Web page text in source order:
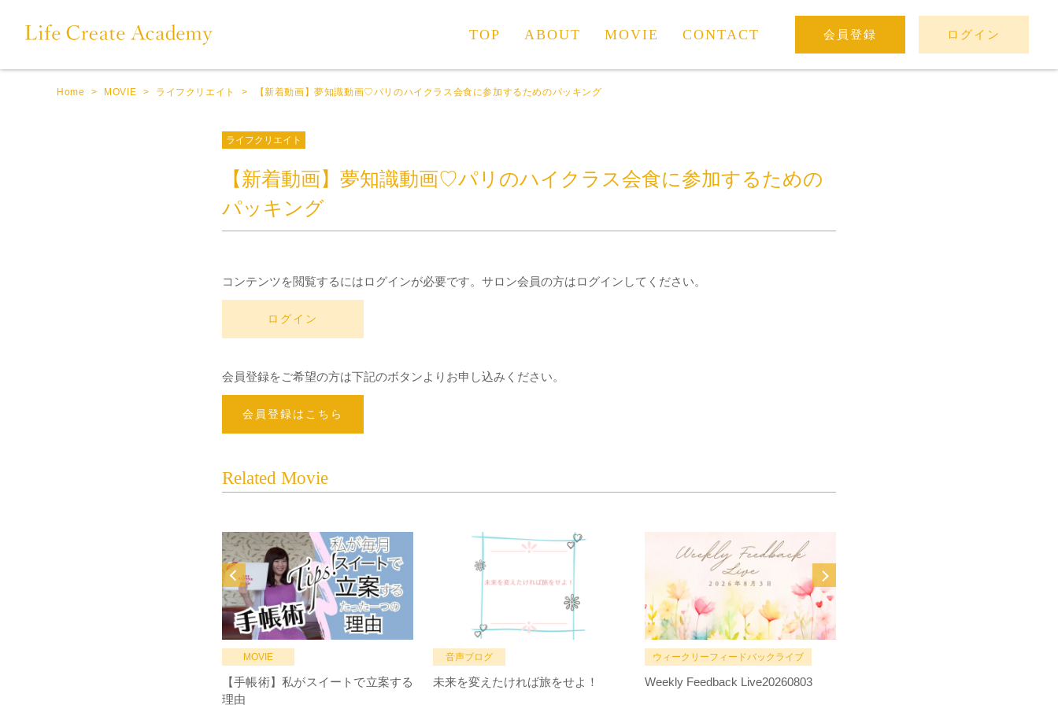
TOP ABOUT MOVIE CONTACT 会員登録 ログイン
Home > MOVIE > ライフクリエイト > 【新着動画】夢知識動画♡パリのハイクラス会食に参加するためのパッキング
ライフクリエイト
【新着動画】夢知識動画♡パリのハイクラス会食に参加するための
パッキング
コンテンツを閲覧するにはログインが必要です。サロン会員の方はログインしてください。
ログイン
会員登録をご希望の方は下記のボタンよりお申し込みください。
会員登録はこちら
Related Movie
MOVIE
【手帳術】私がスイートで立案する
理由
音声ブログ
未来を変えたければ旅をせよ！
ウィークリーフィードバックライブ
Weekly Feedback Live20260803